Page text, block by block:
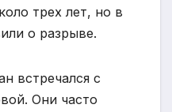
трех лет, но в
о разрыве.
встречался с
Они часто